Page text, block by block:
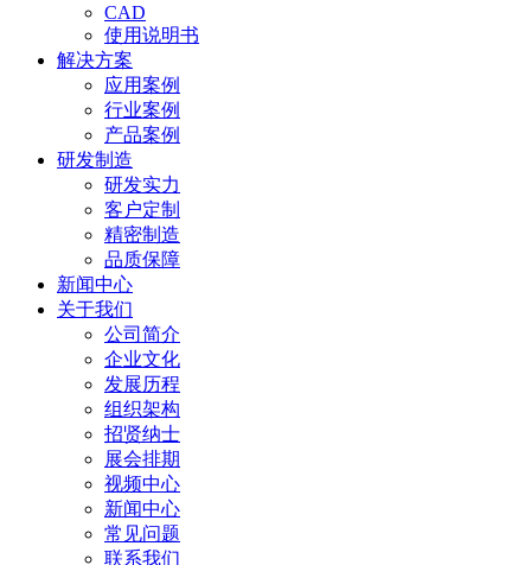
CAD
使用说明书
解决方案
应用案例
行业案例
产品案例
研发制造
研发实力
客户定制
精密制造
品质保障
新闻中心
关于我们
公司简介
企业文化
发展历程
组织架构
招贤纳士
展会排期
视频中心
新闻中心
常见问题
联系我们